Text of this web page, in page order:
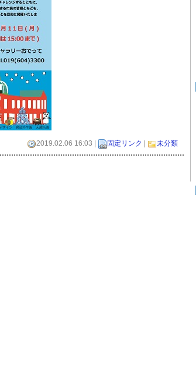
2019.02.06 16:03 | 固定リンク 未分類